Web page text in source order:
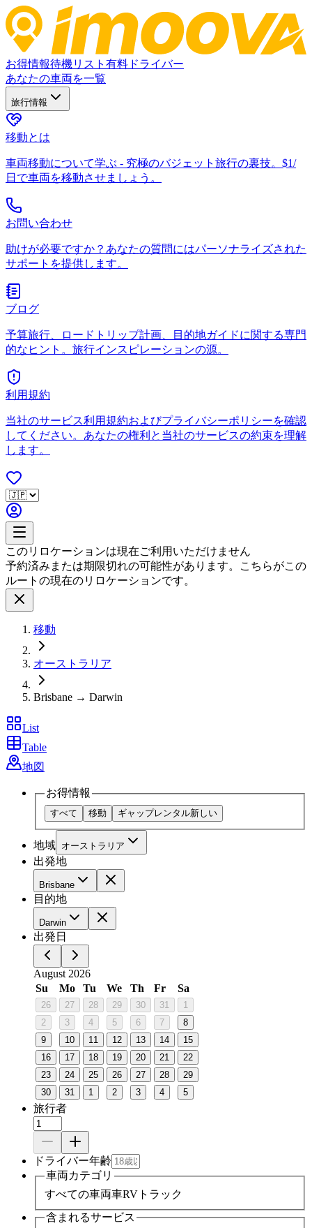
お得情報待機リスト 有料ドライバー
あなたの車両を一覧
旅行情報
移動とは
車両移動について学ぶ - 究極のバジェット旅行の裏技。$1/
日で車両を移動させましょう。
お問い合わせ
助けが必要ですか？あなたの質問にはパーソナライズされた
サポートを提供します。
ブログ
予算旅行、ロードトリップ計画、目的地ガイドに関する専門
的なヒント。旅行インスピレーションの源。
利用規約
当社のサービス利用規約およびプライバシーポリシーを確認
してください。あなたの権利と当社のサービスの約束を理解
します。
このリロケーションは現在ご利用いただけません
予約済みまたは期限切れの可能性があります。こちらがこの
ルートの現在のリロケーションです。
移動
オーストラリア
Brisbane → Darwin
List
Table
地図
お得情報
すべて 移動 ギャップレンタル新しい
地域 オーストラリア
出発地
Brisbane
目的地
Darwin
出発日
August 2026
Su
Mo Tu We Th Fr Sa
26 27 28 29 30 31
1
2
3 4 5 6 7
8
9
10 11 12 13 14
15
16
17 18 19 20 21
22
23
24 25 26 27 28
29
30
31 1 2 3 4 5
旅行者
ドライバー年齢
車両カテゴリ
すべての車両車RV トラック
含まれるサービス